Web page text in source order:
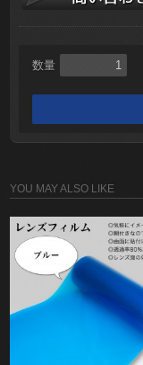
数量
YOU MAY ALSO LIKE